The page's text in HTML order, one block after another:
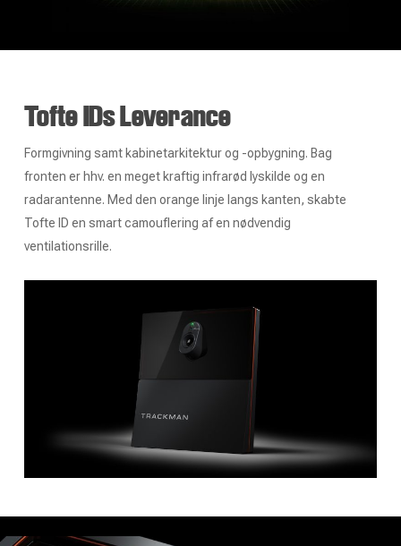
Tofte IDs Leverance
Formgivning samt kabinetarkitektur og -opbygning. Bag
fronten er hhv. en meget kraftig infrarød lyskilde og en
radarantenne. Med den orange linje langs kanten, skabte
Tofte ID en smart camouflering af en nødvendig
ventilationsrille.